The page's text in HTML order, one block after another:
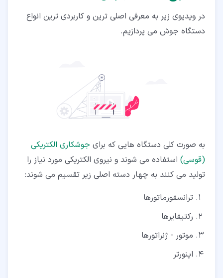
در ویدیوی زیر به معرفی اصلی ترین و کاربردی ترین انواع
دستگاه جوش می پردازیم.
به صورت کلی دستگاه هایی که برای جوشکاری الکتریکی
(قوسی) استفاده می شوند و نیروی الکتریکی مورد نیاز را
تولید می کنند به چهار دسته اصلی زیر تقسیم می شوند:
ترانسفورماتورها
رکتیفایرها
موتور - ژنراتورها
اینورتر